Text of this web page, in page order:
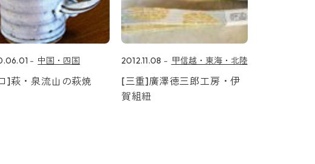
中国・四国
]萩・泉流山の萩焼
2012.11.08 甲信越・東海・北陸
[三重]廣澤徳三郎工房・伊
賀組紐